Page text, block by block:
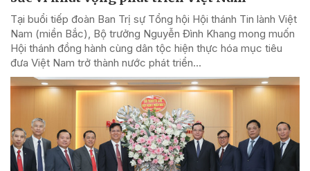
Tại buổi tiếp đoàn Ban Trị sự Tổng hội Hội thánh Tin lành Việt
Nam (miền Bắc), Bộ trưởng Nguyễn Đình Khang mong muốn
Hội thánh đồng hành cùng dân tộc hiện thực hóa mục tiêu
đưa Việt Nam trở thành nước phát triển...